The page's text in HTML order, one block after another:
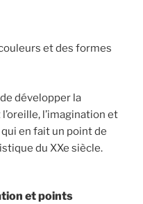
et des formes
développer la
l’imagination et
en fait un point de
du XXe siècle.
et points